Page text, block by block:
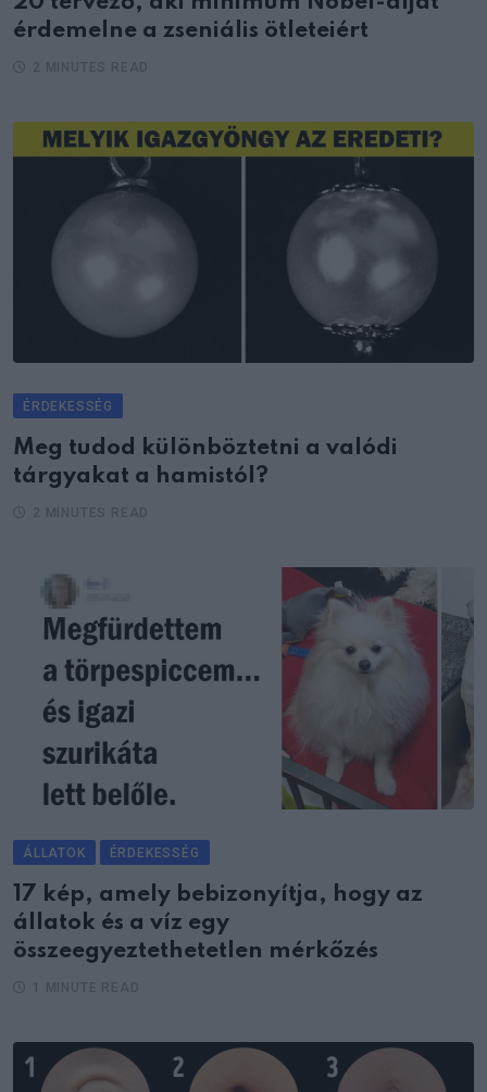
érdemelne a zseniális ötleteiért
ÉRDEKESSÉG
Meg tudod különböztetni a valódi
tárgyakat a hamistól?
ÁLLATOK ÉRDEKESSÉG
17 kép, amely bebizonyítja, hogy az
állatok és a víz egy
összeegyeztethetetlen mérkőzés